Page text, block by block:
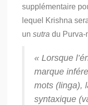
supplémentaire
lequel Krishna
un sutra du Purva-
« Lorsque
marque
mots (linga),
syntaxique (